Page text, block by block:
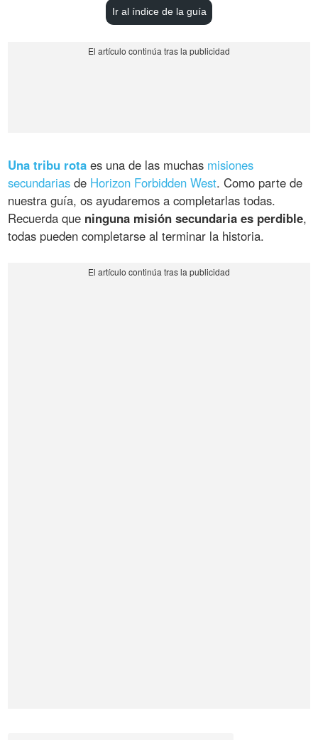
Ir al índice de la guía
Una tribu rota es una de las muchas misiones
secundarias de Horizon Forbidden West. Como parte de
nuestra guía, os ayudaremos a completarlas todas.
Recuerda que ninguna misión secundaria es perdible,
todas pueden completarse al terminar la historia.